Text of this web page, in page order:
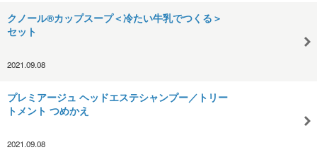
クノール®カップスープ＜冷たい牛乳でつくる＞
セット
2021.09.08
プレミアージュ ヘッドエステシャンプー／トリー
トメント つめかえ
2021.09.08